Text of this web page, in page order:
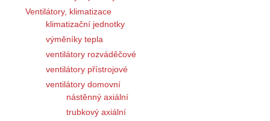
Ventilátory, klimatizace
klimatizační jednotky
výměníky tepla
ventilátory rozváděčové
ventilátory přístrojové
ventilátory domovní
nástěnný axiální
trubkový axiální